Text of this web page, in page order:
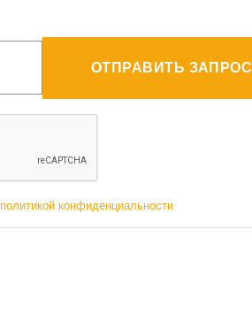
ОТПРАВИТЬ ЗАПРОС
политикой конфиденциальности